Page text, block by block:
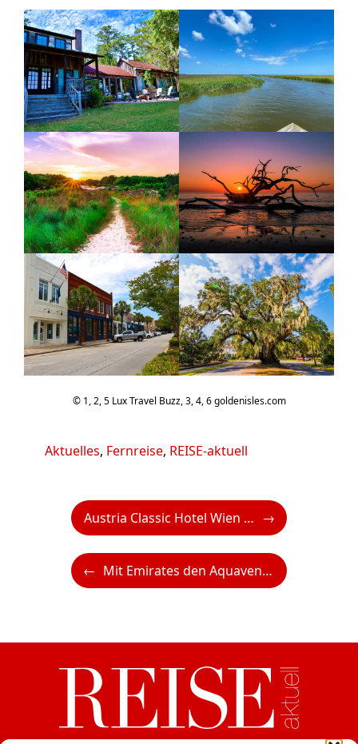
© 1, 2, 5 Lux Travel Buzz, 3, 4, 6 goldenisles.com
Kategorien
Aktuelles, Fernreise, REISE-aktuell
Austria Classic Hotel Wien umfassend renoviert
Mit Emirates den Aquaventure Waterpark in Dubai kostenlos besuchen